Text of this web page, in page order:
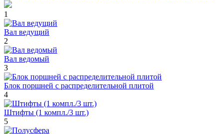
1
Вал ведущий
2
Вал ведомый
3
Блок поршней c распределительной плитой
4
Штифты (1 компл./3 шт.)
5